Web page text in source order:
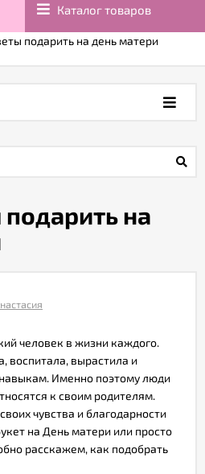
Каталог товаров
подарить на день матери
на
человек в жизни каждого.
воспитала, вырастила и
Именно поэтому люди
к своим родителям.
чувства и благодарности
на День матери или просто
расскажем, как подобрать